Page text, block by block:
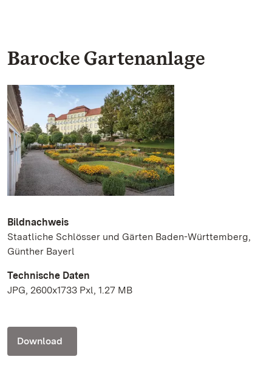
Barocke Gartenanlage
Bildnachweis
Staatliche Schlösser und Gärten Baden-Württemberg,
Günther Bayerl
Technische Daten
JPG, 2600x1733 Pxl, 1.27 MB
Download